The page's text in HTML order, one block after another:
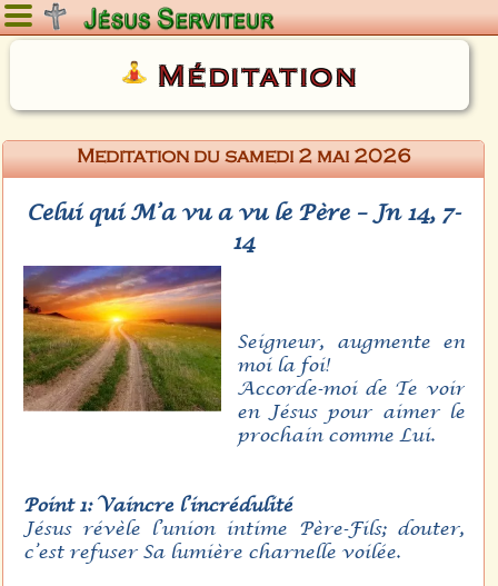
Samedi 8 août 2026
Méditation
Meditation du samedi 2 mai 2026
Celui qui M’a vu a vu le Père – Jn 14, 7-
14
Seigneur, augmente en
moi la foi!
Accorde-moi de Te voir
en Jésus pour aimer le
prochain comme Lui.
Point 1: Vaincre l’incrédulité
Jésus révèle l’union intime Père-Fils; douter,
c’est refuser Sa lumière charnelle voilée.